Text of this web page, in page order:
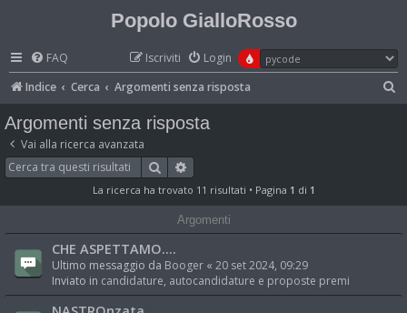
Popolo GialloRosso
FAQ Login
Iscriviti
Indice
Cerca Argomenti senza risposta
Argomenti senza risposta
Vai alla ricerca avanzata
Cerca
La ricerca ha trovato 11 risultati • Pagina 1 di 1
Argomenti
CHE ASPETTAMO....
Ultimo messaggio da Booger « 20 set 2024, 09:29
Inviato in candidature, autocandidature e proposte premi